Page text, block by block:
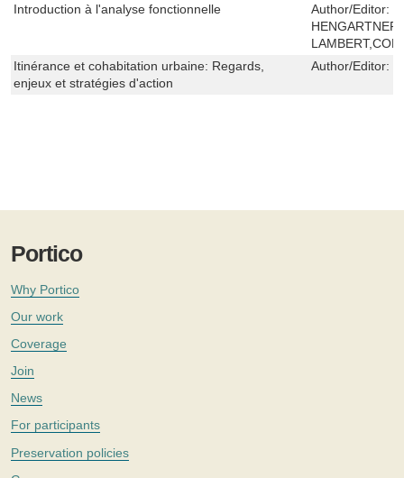
Introduction à l'analyse fonctionnelle
Author/Editor:
Itinérance et cohabitation urbaine: Regards,
enjeux et stratégies d'action
Author/Editor:
Portico
Why Portico
Our work
Coverage
Join
News
For participants
Preservation policies